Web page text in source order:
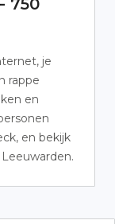
750
je
rappe
en
en bekijk